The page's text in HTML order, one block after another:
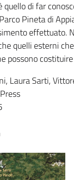
quello di far
Pineta di
effettuato.
quelli esterni
possono
Laura Sarti,